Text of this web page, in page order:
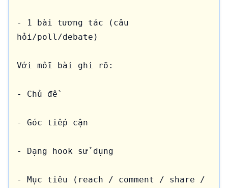
- 1 bài tương tác (câu
hỏi/poll/debate)
Với mỗi bài ghi rõ:
- Chủ đề
- Góc tiếp cận
- Dạng hook sử dụng
- Mục tiêu (reach / comment / share /